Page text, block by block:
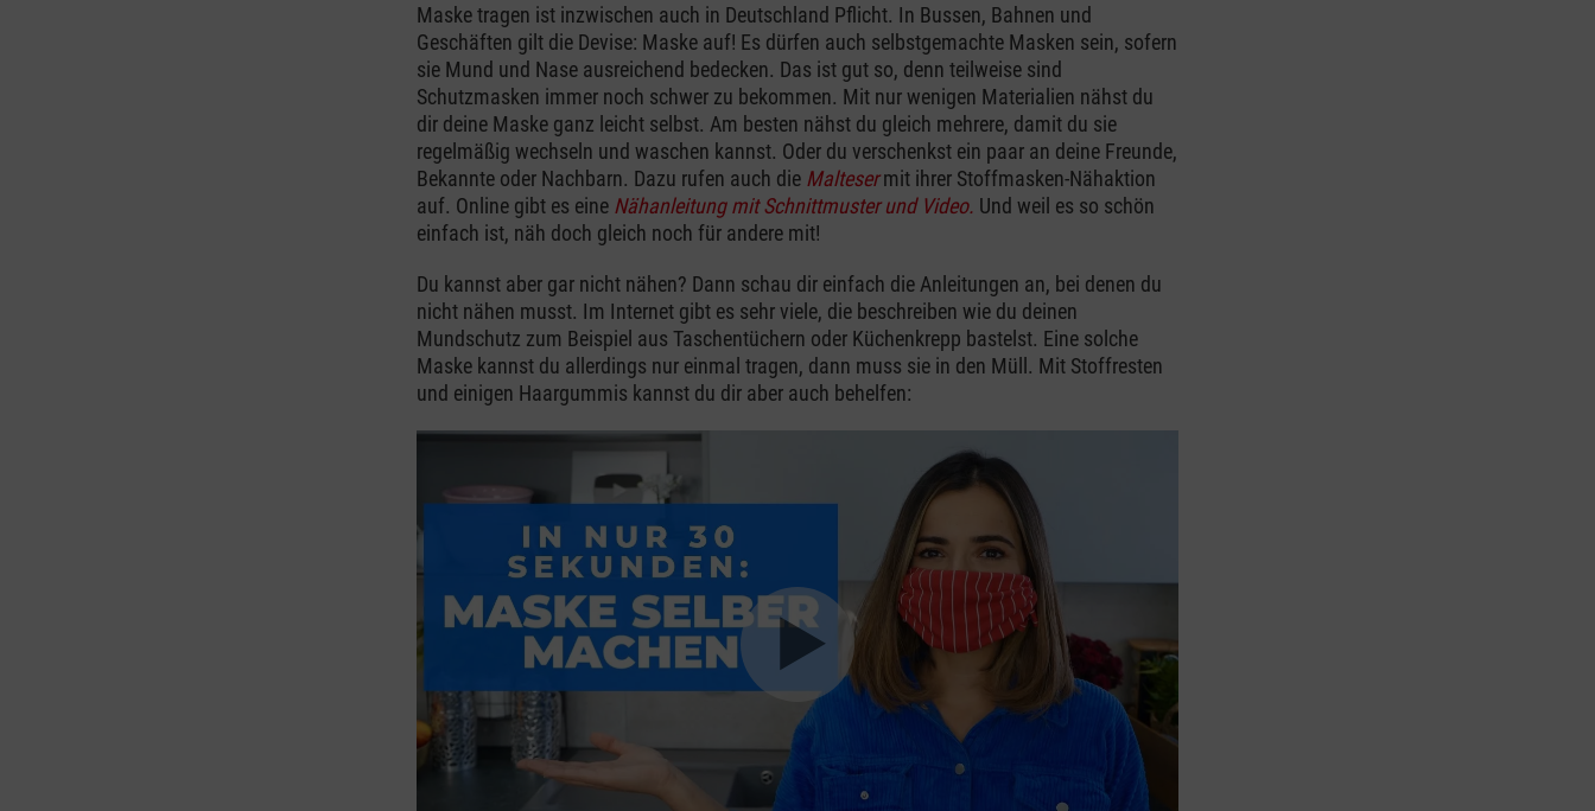
Maske tragen ist inzwischen auch in Deutschland Pflicht. In Bussen, Bahnen und
Geschäften gilt die Devise: Maske auf! Es dürfen auch selbstgemachte Masken sein, sofern
sie Mund und Nase ausreichend bedecken. Das ist gut so, denn teilweise sind
Schutzmasken immer noch schwer zu bekommen. Mit nur wenigen Materialien nähst du
dir deine Maske ganz leicht selbst. Am besten nähst du gleich mehrere, damit du sie
regelmäßig wechseln und waschen kannst. Oder du verschenkst ein paar an deine Freunde,
Bekannte oder Nachbarn. Dazu rufen auch die Maltesermit ihrer Stoffmasken-Nähaktion
auf. Online gibt es eine Nähanleitung mit Schnittmuster und Video. Und weil es so schön
einfach ist, näh doch gleich noch für andere mit!
Du kannst aber gar nicht nähen? Dann schau dir einfach die Anleitungen an, bei denen du
nicht nähen musst. Im Internet gibt es sehr viele, die beschreiben wie du deinen
Mundschutz zum Beispiel aus Taschentüchern oder Küchenkrepp bastelst. Eine solche
Maske kannst du allerdings nur einmal tragen, dann muss sie in den Müll. Mit Stoffresten
und einigen Haargummis kannst du dir aber auch behelfen: